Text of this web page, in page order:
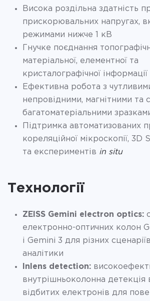
Висока роздільна здатність
прискорювальних напругах,
режимами нижче 1 кВ
Гнучке поєднання
матеріальної, елементної та
кристалографічної інформації
Ефективна робота з
непровідними, магнітними та
багатоматеріальними
Підтримка автоматизованих
кореляційної мікроскопії, 3D
та експериментів in situ
Технології
ZEISS Gemini electron optics:
електронно-оптичних колон
і Gemini 3 для різних сценаріїв
аналітики
Inlens detection:
внутрішньоколонна детекція
відбитих електронів для